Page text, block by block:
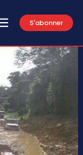
S'abonner